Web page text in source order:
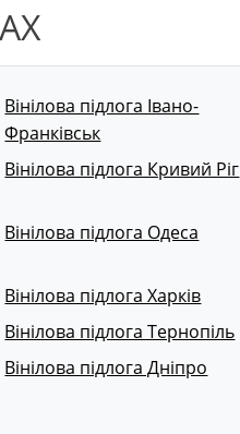
Вінілова підлога Івано-
Франківськ
Вінілова підлога Кривий Ріг
Вінілова підлога Одеса
Вінілова підлога Харків
Вінілова підлога Тернопіль
Вінілова підлога Дніпро